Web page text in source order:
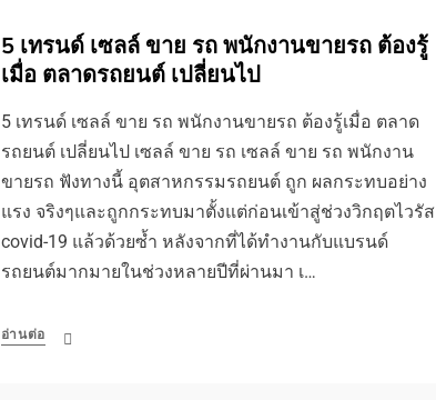
5 เทรนด์ เซลล์ ขาย รถ พนักงานขายรถ ต้องรู้
เมื่อ ตลาดรถยนต์ เปลี่ยนไป
5 เทรนด์ เซลล์ ขาย รถ พนักงานขายรถ ต้องรู้เมื่อ ตลาด
รถยนต์ เปลี่ยนไป เซลล์ ขาย รถ เซลล์ ขาย รถ พนักงาน
ขายรถ ฟังทางนี้ อุตสาหกรรมรถยนต์ ถูก ผลกระทบอย่าง
แรง จริงๆและถูกกระทบมาตั้งแต่ก่อนเข้าสู่ช่วงวิกฤตไวรัส
covid-19 แล้วด้วยซ้ำ หลังจากที่ได้ทำงานกับแบรนด์
รถยนต์มากมายในช่วงหลายปีที่ผ่านมา เ…
อ่านต่อ